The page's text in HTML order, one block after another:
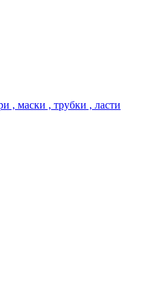
, маски , трубки , ласти